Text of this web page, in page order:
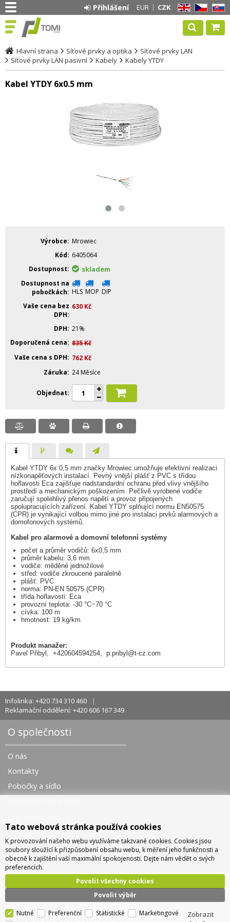
EN CZ SK
EUR CZK
Přihlášení
Hlavní strana Síťové prvky a optika
Síťové prvky LAN
Síťové prvky LAN pasivní
Kabely Kabely YTDY
Kabel YTDY 6x0.5 mm
Výrobce
Mrowiec
Kód
6405064
Dostupnost
skladem
Dostupnost na
pobočkách
HLS MOP DIP
Vaše cena bez
DPH
630 Kč
DPH 21%
Doporučená cena 835Kč
Vaše cena s DPH
762 Kč
Záruka 24 Měsíce
Objednat
Kabel YTDY 6x 0,5 mm značky Mrowiec umožňuje efektivní realizaci
nízkonapěťových instalací. Pevný vnější plášť z PVC s třídou
hořlavosti Eca zajišťuje nadstandardní ochranu před vlivy vnějšího
prostředí a mechanickým poškozením. Pečlivě vyrobené vodiče
zaručují spolehlivý přenos napětí a provoz připojených
spolupracujících zařízení. Kabel YTDY splňující normu EN50575
(CPR) je vynikající volbou mimo jiné pro instalaci prvků alarmových a
domofonových systémů.
Kabel pro alarmové a domovní telefonní systémy
počet a průměr vodičů: 6x0,5 mm
průměr kabelu: 3,6 mm
vodiče: měděné jednožilové
střed: vodiče zkroucené paralelně
plášť: PVC
norma: PN-EN 50575 (CPR)
třída hořlavosti: Eca
provozní teplota: -30 °C~70 °C
cívka: 100 m
hmotnost: 19 kg/km
Produkt manažer:
Pavel Přibyl, +420604594254, p.pribyl@t-cz.com
Infolinka: +420 734 310 460
Reklamační oddělení: +420 606 167 349
O společnosti
O nás
Kontakty
Pobočky a sídlo
Obchodní podmínky
Správa cookies
TOMI Czech, s.r.o.
Technické řešení © 2026 CyberSoft s.r.o.
Tato webová stránka používá cookies
K provozování našeho webu využíváme takzvané cookies. Cookies jsou
soubory sloužící k přizpůsobení obsahu webu, k měření jeho funkčnosti a
obecně k zajištění vaší maximální spokojenosti. Dejte nám vědět o svých
preferencích.
Povolit výběr
Povolit všechny cookies
Nutné Preferenční Statistické
Marketingové
Zobrazit